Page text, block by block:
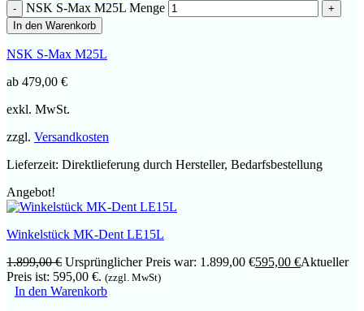
NSK S-Max M25L Menge
In den Warenkorb
NSK S-Max M25L
ab 479,00 €
exkl. MwSt.
zzgl. Versandkosten
Lieferzeit: Direktlieferung durch Hersteller, Bedarfsbestellung
Angebot!
Winkelstück MK-Dent LE15L
1.899,00€ Ursprünglicher Preis war: 1.899,00 €595,00 €Aktueller
Preis ist: 595,00 €. (zzgl. MwSt)
In den Warenkorb